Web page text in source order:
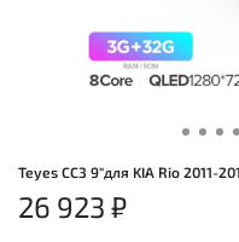
Teyes CC3 9"для KIA Rio 2011-
26 923 ₽